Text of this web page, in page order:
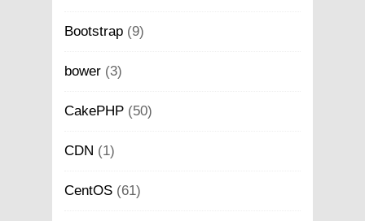
Bootstrap (9)
bower (3)
CakePHP (50)
CDN (1)
CentOS (61)